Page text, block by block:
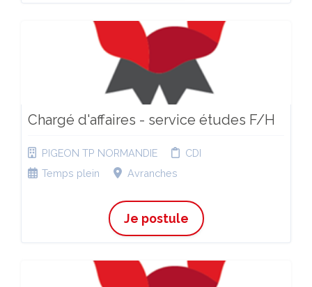
Chargé d'affaires - service études F/H
PIGEON TP NORMANDIE
CDI
Temps plein
Avranches
Je postule